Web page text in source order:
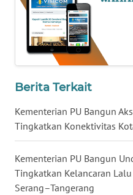
Berita Terkait
Kementerian PU Bangun
Tingkatkan Konektivitas
Kementerian PU Bangun
Tingkatkan Kelancaran
Serang–Tangerang
WN
NUSANTARA
JOGJA
WN
JATIM
WN
BALI